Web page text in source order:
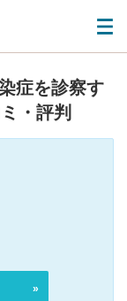
症を診察す
・評判